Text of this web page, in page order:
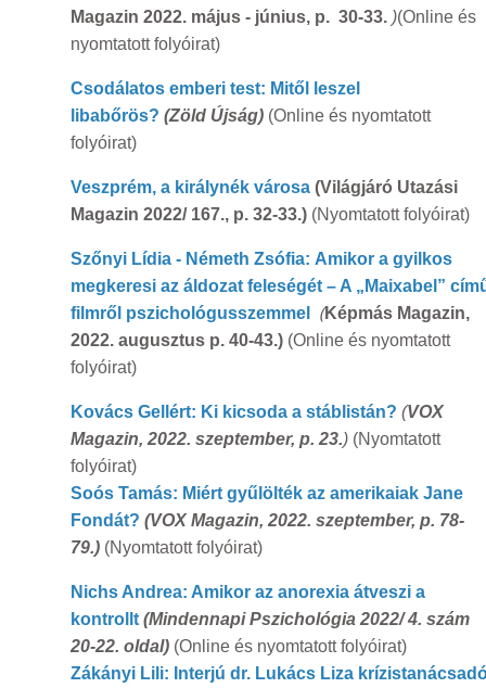
Magazin 2022. május - június, p. 30-33. )(Online és
nyomtatott folyóirat)
Csodálatos emberi test: Mitől leszel
libabőrös? (Zöld Újság) (Online és nyomtatott
folyóirat)
Veszprém, a királynék városa(Világjáró Utazási
Magazin 2022/ 167., p. 32-33.)(Nyomtatott folyóirat)
Szőnyi Lídia - Németh Zsófia: Amikor a gyilkos
megkeresi az áldozat feleségét – A „Maixabel”
filmről pszichológusszemmel
(Képmás Magazin,
2022. augusztus p. 40-43.) (Online és nyomtatott
folyóirat)
Kovács Gellért: Ki kicsoda a stáblistán? (VOX
Magazin, 2022. szeptember, p. 23.) (Nyomtatott
folyóirat)
Soós Tamás: Miért gyűlölték az amerikaiak Jane
Fondát? (VOX Magazin, 2022. szeptember, p. 78-
79.) (Nyomtatott folyóirat)
Nichs Andrea: Amikor az anorexia átveszi a
kontrollt (Mindennapi Pszichológia 2022/ 4. szám
20-22. oldal) (Online és nyomtatott folyóirat)
Zákányi Lili: Interjú dr. Lukács Liza